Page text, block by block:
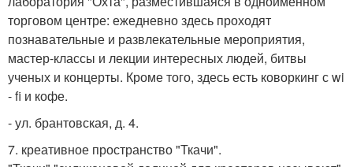
торговом центре: ежедневно здесь проходят
познавательные и развлекательные мероприятия,
мастер-классы и лекции интересных людей, битвы
ученых и концерты. Кроме того, здесь есть коворкинг с wi
- fi и кофе.
- ул. брантовская, д. 4.
7. креативное пространство "Ткачи".